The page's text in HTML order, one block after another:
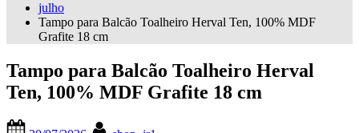
julho
Tampo para Balcão Toalheiro Herval Ten, 100% MDF
Grafite 18 cm
Tampo para Balcão Toalheiro Herval
Ten, 100% MDF Grafite 18 cm